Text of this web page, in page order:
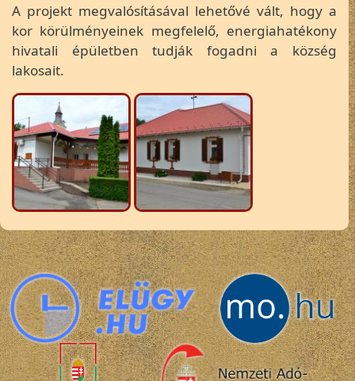
A projekt megvalósításával lehetővé vált, hogy a
kor körülményeinek megfelelő, energiahatékony
hivatali épületben tudják fogadni a község
lakosait.